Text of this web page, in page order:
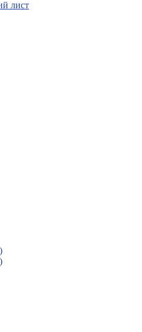
жестової мови Українського
область
область
лист